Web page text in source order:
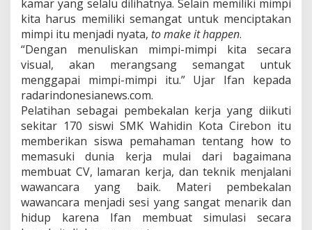
kamar yang selalu dilihatnya. Selain memiliki mimpi
kita harus memiliki semangat untuk menciptakan
mimpi itu menjadi nyata, to make it happen.
“Dengan menuliskan mimpi-mimpi kita secara
visual, akan merangsang semangat untuk
menggapai mimpi-mimpi itu.” Ujar Ifan kepada
radarindonesianews.com.
Pelatihan sebagai pembekalan kerja yang diikuti
sekitar 170 siswi SMK Wahidin Kota Cirebon itu
memberikan siswa pemahaman tentang how to
memasuki dunia kerja mulai dari bagaimana
membuat CV, lamaran kerja, dan teknik menjalani
wawancara yang baik. Materi pembekalan
wawancara menjadi sesi yang sangat menarik dan
hidup karena Ifan membuat simulasi secara